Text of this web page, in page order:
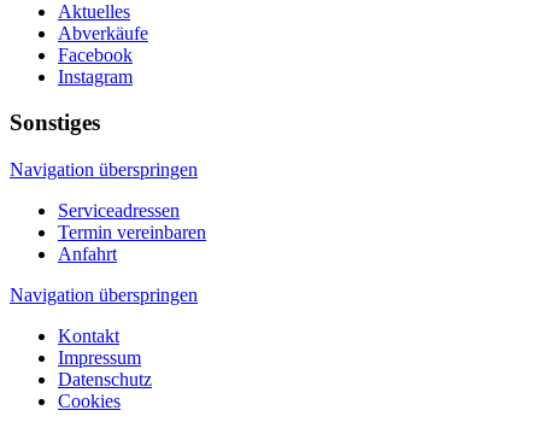
Aktuelles
Abverkäufe
Facebook
Instagram
Sonstiges
Navigation überspringen
Serviceadressen
Termin vereinbaren
Anfahrt
Navigation überspringen
Kontakt
Impressum
Datenschutz
Cookies